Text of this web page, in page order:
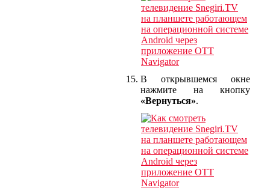
В открывшемся окне
нажмите на кнопку
«Вернуться».